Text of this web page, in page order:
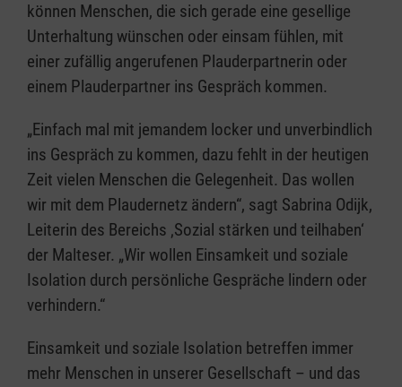
können Menschen, die sich gerade eine gesellige
Unterhaltung wünschen oder einsam fühlen, mit
einer zufällig angerufenen Plauderpartnerin oder
einem Plauderpartner ins Gespräch kommen.
„Einfach mal mit jemandem locker und unverbindlich
ins Gespräch zu kommen, dazu fehlt in der heutigen
Zeit vielen Menschen die Gelegenheit. Das wollen
wir mit dem Plaudernetz ändern“, sagt Sabrina Odijk,
Leiterin des Bereichs ‚Sozial stärken und teilhaben‘
der Malteser. „Wir wollen Einsamkeit und soziale
Isolation durch persönliche Gespräche lindern oder
verhindern.“
Einsamkeit und soziale Isolation betreffen immer
mehr Menschen in unserer Gesellschaft – und das